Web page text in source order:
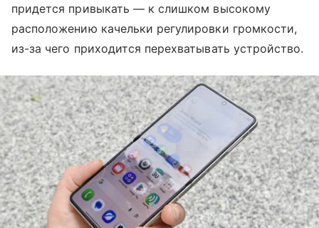
придется привыкать — к слишком высокому
расположению качельки регулировки громкости,
из-за чего приходится перехватывать устройство.